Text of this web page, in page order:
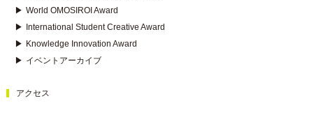
▶ World OMOSIROI Award
▶
International Student Creative Award
▶ Knowledge Innovation Award
▶ イベントアーカイブ
アクセス